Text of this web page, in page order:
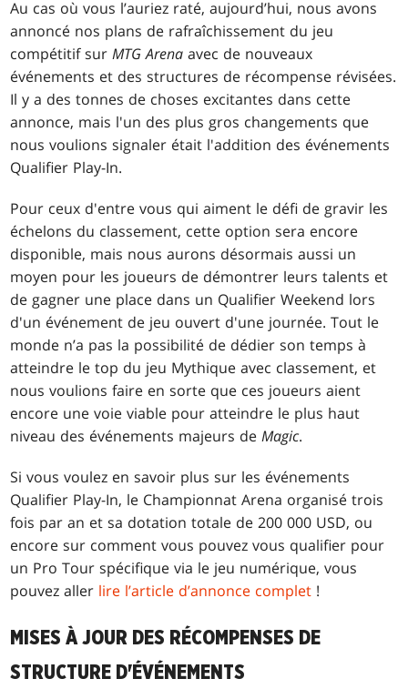
Au cas où vous l’auriez raté, aujourd’hui, nous avons
annoncé nos plans de rafraîchissement du jeu
compétitif surMTG Arena avec de nouveaux
événements et des structures de récompense révisées.
Il y a des tonnes de choses excitantes dans cette
annonce, mais l'un des plus gros changements que
nous voulions signaler était l'addition des événements
Qualifier Play-In.
Pour ceux d'entre vous qui aiment le défi de gravir les
échelons du classement, cette option sera encore
disponible, mais nous aurons désormais aussi un
moyen pour les joueurs de démontrer leurs talents et
de gagner une place dans un Qualifier Weekend lors
d'un événement de jeu ouvert d'une journée. Tout le
monde n’a pas la possibilité de dédier son temps à
atteindre le top du jeu Mythique avec classement, et
nous voulions faire en sorte que ces joueurs aient
encore une voie viable pour atteindre le plus haut
niveau des événements majeurs deMagic.
Si vous voulez en savoir plus sur les événements
Qualifier Play-In, le Championnat Arena organisé trois
fois par an et sa dotation totale de 200 000 USD, ou
encore sur comment vous pouvez vous qualifier pour
un Pro Tour spécifique via le jeu numérique, vous
pouvez aller lire l’article d’annonce complet !
MISES À JOUR DES RÉCOMPENSES DE
STRUCTURE D'ÉVÉNEMENTS